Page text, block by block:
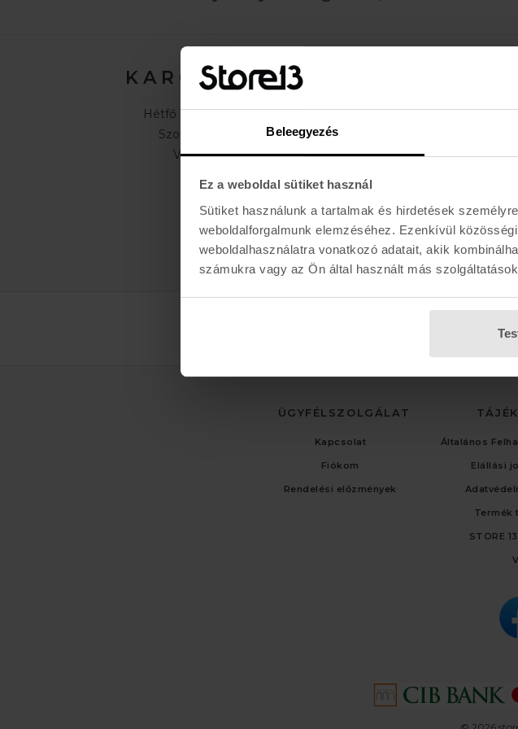
Beleegyezés
Ez a weboldal sütiket használ
Sütiket használunk a tartalmak és hirdetések
weboldalforgalmunk elemzéséhez. Ezenkívül
weboldalhasználatra vonatkozó adatait, akik
számukra vagy az Ön által használt más
K A R O L I N A 17 / B
Hétfő - Péntek: 11:00 - 19:00
Szombat: 10:00 - 19:00
Vasárnap: ZÁRVA
Hétfő -
ÜGYFÉLSZOLGÁLAT
Kapcsolat
Fiókom
Rendelési előzmények
Általános
Elállási
Termék
STORE